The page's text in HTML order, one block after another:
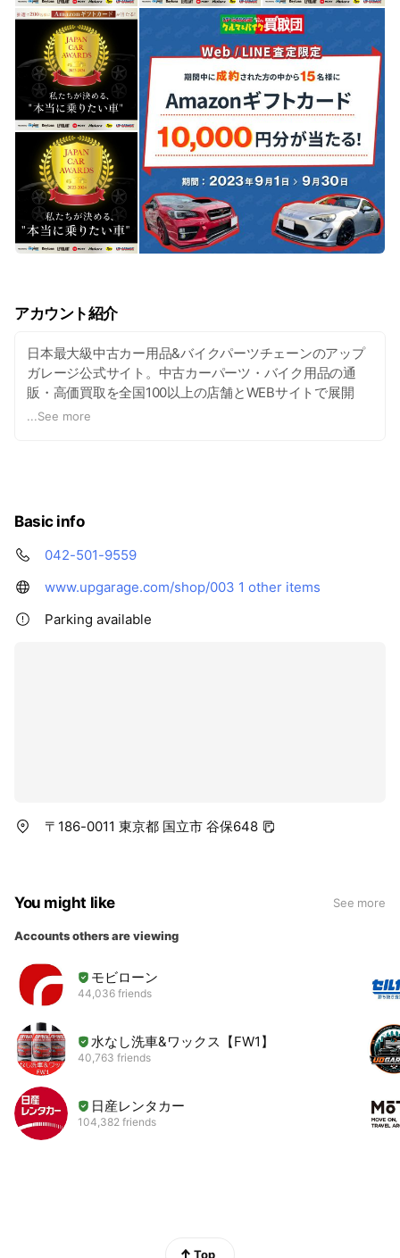
アカウント紹介
日本最大級中古カー用品&バイクパーツチェーンのアップ
ガレージ公式サイト。中古カーパーツ・バイク用品の通
販・高価買取を全国100以上の店舗とWEBサイトで展開
中。
...See more
Basic info
042-501-9559
www.upgarage.com/shop/003 1 other items
Parking available
〒186-0011 東京都 国立市 谷保648
You might like See more
Accounts others are viewing
モビローン
44,036 friends
水なし洗車&ワックス【FW1】
40,763 friends
日産レンタカー
104,382 friends
Top